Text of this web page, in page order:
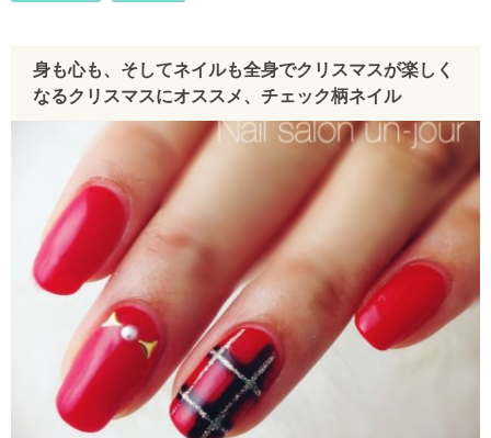
身も心も、そしてネイルも全身でクリスマスが楽しく
なるクリスマスにオススメ、チェック柄ネイル